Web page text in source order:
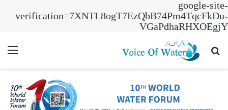
google-site-
verification=7XNTL8ogT7EzQbB74Pm4TqcFkDu-
VGaPdhaRHXOEgjY
Search